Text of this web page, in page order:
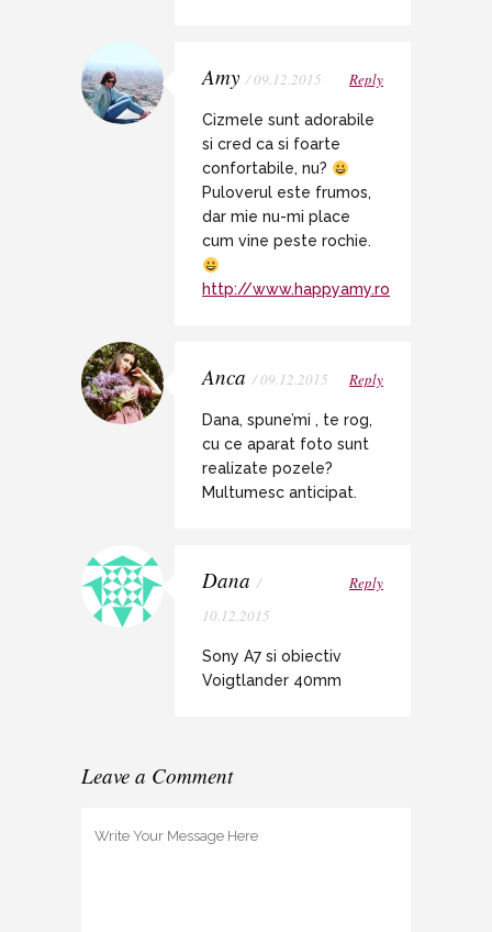
Amy / 09.12.2015 Reply
Cizmele sunt adorabile
si cred ca si foarte
confortabile, nu?
Puloverul este frumos,
dar mie nu-mi place
cum vine peste rochie.
http://www.happyamy.ro
Anca / 09.12.2015 Reply
Dana, spune’mi , te rog,
cu ce aparat foto sunt
realizate pozele?
Multumesc anticipat.
Dana /
10.12.2015
Reply
Sony A7 si obiectiv
Voigtlander 40mm
Leave a Comment